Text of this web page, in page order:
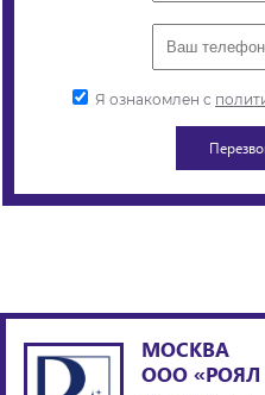
Я ознакомлен с
МОСКВА
ООО «РОЯЛ